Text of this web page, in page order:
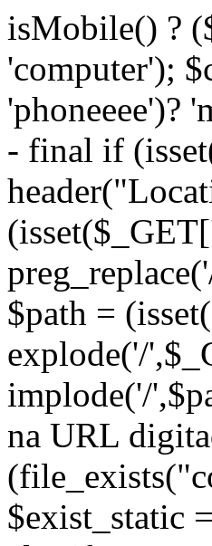
isMobile() ?
'computer');
'phoneeee')?
- final if
$path =
explode('/
implode('/
na URL
$exist_static